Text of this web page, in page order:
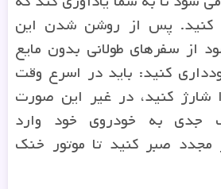
کنید. پس از روشن شدن این
از سفرهای طولانی بدون مایع
کنید: باید در اسرع وقت
شارژ کنید، در غیر این صورت
به خودروی خود وارد
مجدد صبر کنید تا موتور خنک